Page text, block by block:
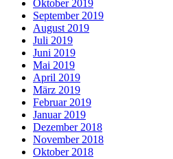
Oktober 2019
September 2019
August 2019
Juli 2019
Juni 2019
Mai 2019
April 2019
März 2019
Februar 2019
Januar 2019
Dezember 2018
November 2018
Oktober 2018